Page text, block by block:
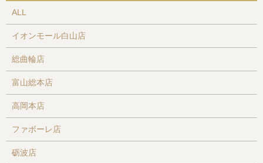
ALL
イオンモール白山店
総曲輪店
富山総本店
高岡本店
ファボーレ店
砺波店